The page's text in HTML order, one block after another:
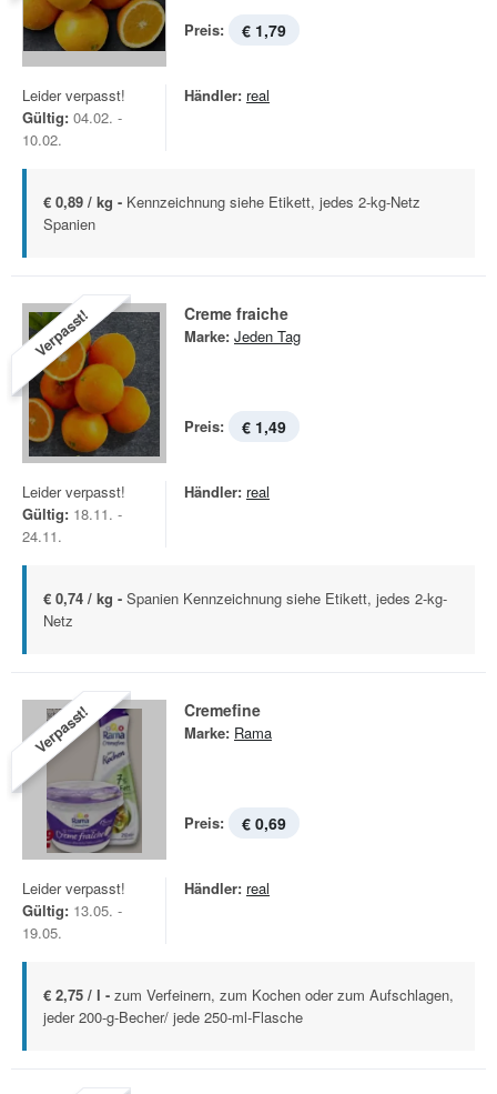
Preis: € 1,79
Leider verpasst!
Gültig: 04.02. -
10.02.
Händler: real
€ 0,89 / kg - Kennzeichnung siehe Etikett, jedes 2-kg-Netz
Spanien
Verpasst! Creme fraiche
Marke: Jeden Tag
Preis: € 1,49
Leider verpasst!
Gültig: 18.11. -
24.11.
Händler: real
€ 0,74 / kg - Spanien Kennzeichnung siehe Etikett, jedes 2-kg-
Netz
Verpasst! Cremefine
Marke: Rama
Preis: € 0,69
Leider verpasst!
Gültig: 13.05. -
19.05.
Händler: real
€ 2,75 / l - zum Verfeinern, zum Kochen oder zum Aufschlagen,
jeder 200-g-Becher/ jede 250-ml-Flasche